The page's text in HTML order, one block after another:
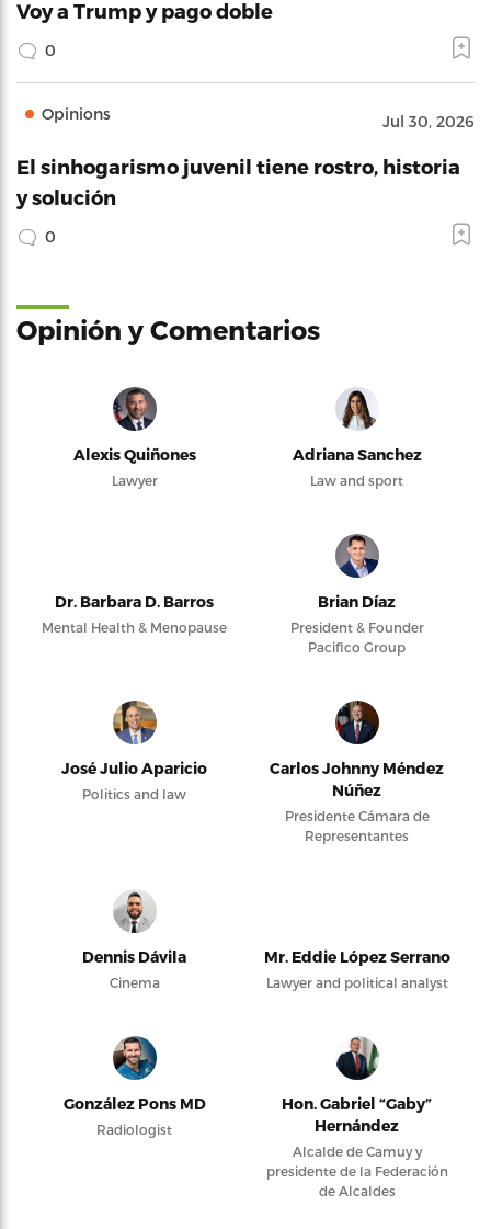
Voy a Trump y pago doble
0
Opinions Jul 30, 2026
El sinhogarismo juvenil tiene rostro, historia
y solución
0
Opinión y Comentarios
Alexis Quiñones
Lawyer
Adriana Sanchez
Law and sport
Dr. Barbara D. Barros
Mental Health & Menopause
Brian Díaz
President & Founder
Pacifico Group
José Julio Aparicio
Politics and law
Carlos Johnny Méndez
Núñez
Presidente Cámara de
Representantes
Dennis Dávila
Cinema
Mr. Eddie López Serrano
Lawyer and political analyst
González Pons MD
Radiologist
Hon. Gabriel “Gaby”
Hernández
Alcalde de Camuy y
presidente de la Federación
de Alcaldes